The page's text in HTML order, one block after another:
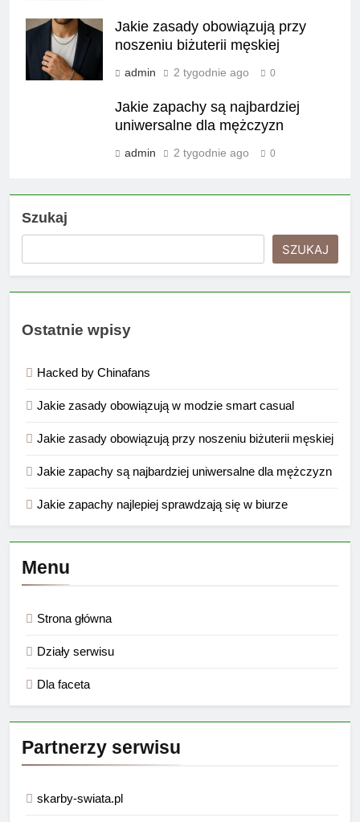
Jakie zasady obowiązują przy
noszeniu biżuterii męskiej
admin 2 tygodnie ago 0
Jakie zapachy są najbardziej
uniwersalne dla mężczyzn
admin 2 tygodnie ago 0
Szukaj
SZUKAJ
Ostatnie wpisy
Hacked by Chinafans
Jakie zasady obowiązują w modzie smart casual
Jakie zasady obowiązują przy noszeniu biżuterii męskiej
Jakie zapachy są najbardziej uniwersalne dla mężczyzn
Jakie zapachy najlepiej sprawdzają się w biurze
Menu
Strona główna
Działy serwisu
Dla faceta
Partnerzy serwisu
skarby-swiata.pl